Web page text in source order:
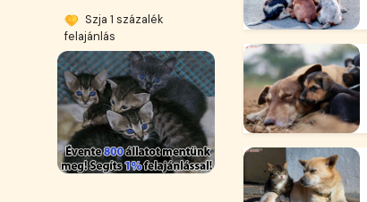
Szja 1 százalék
felajánlás